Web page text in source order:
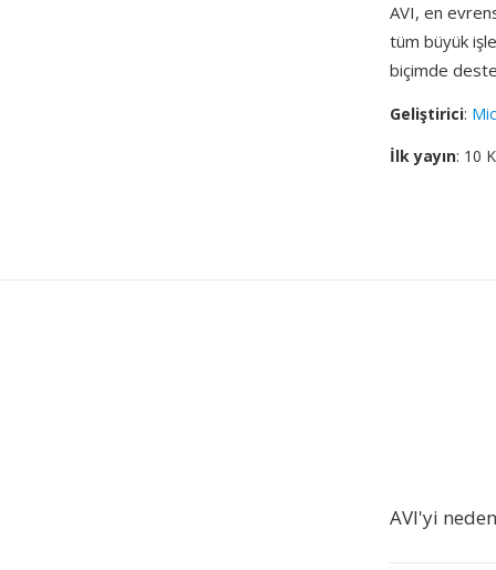
AVI, en
tüm büyük
biçimde
Geliştirici:
İlk yayın: 10
AVI'yi